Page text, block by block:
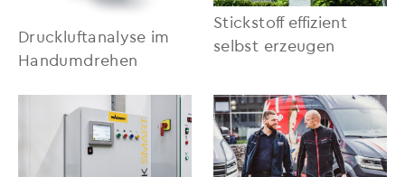
Druckluftanalyse im
Handumdrehen
Stickstoff effizient
selbst erzeugen